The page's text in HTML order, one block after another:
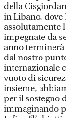
della
in Libano, dove
assolutamente
impegnate da
anno terminerà
dal nostro
internazionale
vuoto di
insieme,
per il sostegno
immaginando